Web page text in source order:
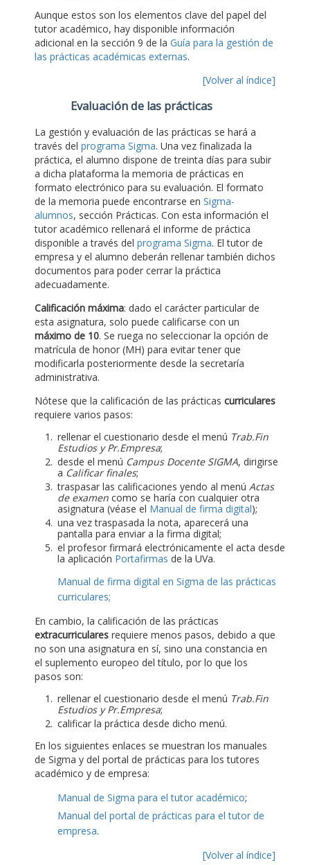
Aunque estos son los elementos clave del papel del
tutor académico, hay disponible información
adicional en la sección 9 de la Guía para la gestión de
las prácticas académicas externas.
[Volver al índice]
Evaluación de las prácticas
La gestión y evaluación de las prácticas se hará a
través del programa Sigma. Una vez finalizada la
práctica, el alumno dispone de treinta días para subir
a dicha plataforma la memoria de prácticas en
formato electrónico para su evaluación. El formato
de la memoria puede encontrarse en Sigma-
alumnos, sección Prácticas. Con esta información el
tutor académico rellenará el informe de práctica
disponible a través del programa Sigma. El tutor de
empresa y el alumno deberán rellenar también dichos
documentos para poder cerrar la práctica
adecuadamente.
Calificación máxima: dado el carácter particular de
esta asignatura, solo puede calificarse con un
máximo de 10. Se ruega no seleccionar la opción de
matrícula de honor (MH) para evitar tener que
modificarla posteriormente desde la secretaría
administrativa.
Nótese que la calificación de las prácticas curriculares
requiere varios pasos:
rellenar el cuestionario desde el menú Trab.Fin
Estudios y Pr.Empresa;
desde el menú Campus Docente SIGMA, dirigirse
a Calificar finales;
traspasar las calificaciones yendo al menú Actas
de examen como se haría con cualquier otra
asignatura (véase el Manual de firma digital);
una vez traspasada la nota, aparecerá una
pantalla para enviar a la firma digital;
el profesor firmará electrónicamente el acta desde
la aplicación Portafirmas de la UVa.
Manual de firma digital en Sigma de las prácticas
curriculares;
En cambio, la calificación de las prácticas
extracurriculares requiere menos pasos, debido a que
no son una asignatura en sí, sino una constancia en
el suplemento europeo del título, por lo que los
pasos son:
rellenar el cuestionario desde el menú Trab.Fin
Estudios y Pr.Empresa;
calificar la práctica desde dicho menú.
En los siguientes enlaces se muestran los manuales
de Sigma y del portal de prácticas para los tutores
académico y de empresa:
Manual de Sigma para el tutor académico;
Manual del portal de prácticas para el tutor de
empresa.
[Volver al índice]